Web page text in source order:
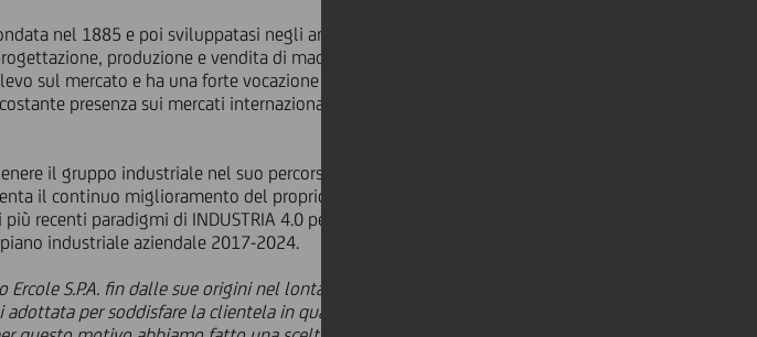
nel 1885 e poi sviluppatasi negli anni in maniera considerevole,
produzione e vendita di macchine ed impianti completi
sul mercato e ha una forte vocazione all'esportazione, come
presenza sui mercati internazionali con una quota di fatturato
il gruppo industriale nel suo percorso di crescita e di sviluppo
il continuo miglioramento del proprio posizionamento di mercato
recenti paradigmi di INDUSTRIA 4.0 per soddisfare le molteplici e
industriale aziendale 2017-2024.
S.P.A. fin dalle sue origini nel lontano 1885 e l'essere
per soddisfare la clientela in qualità di fornitore non solo di